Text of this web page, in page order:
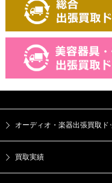
オーディオ・楽器出張買取ド
買取実績